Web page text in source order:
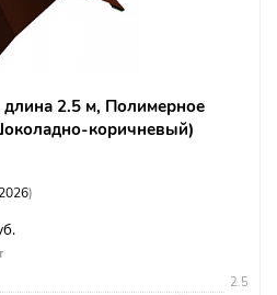
2.5 м, Полимерное
коричневый)
)
2.5